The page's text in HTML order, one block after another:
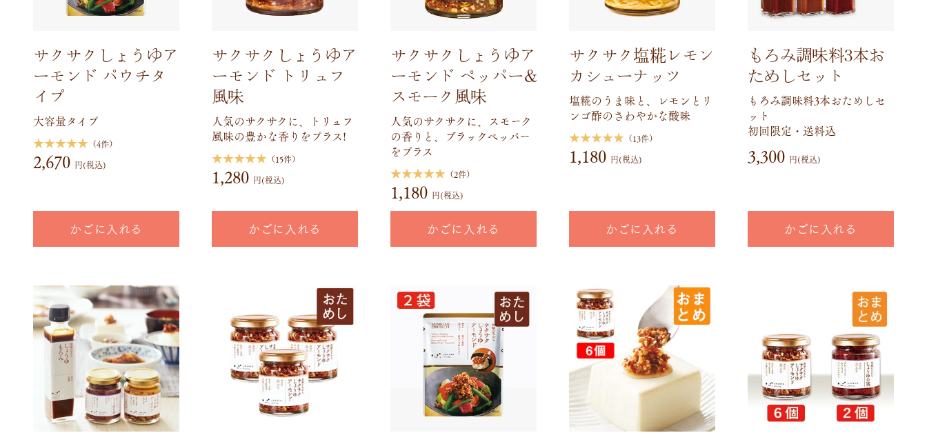
サクサクしょうゆア
ーモンド パウチタ
イプ
大容量タイプ
★★★★★ （4件）
2,670 円(税込)
かごに入れる
サクサクしょうゆア
ーモンド トリュフ
風味
人気のサクサクに、トリュフ
風味の豊かな香りをプラス!
★★★★★ （15件）
1,280 円(税込)
かごに入れる
サクサクしょうゆア
ーモンド ペッパー&
スモーク風味
人気のサクサクに、スモーク
の香りと、ブラックペッパー
をプラス
★★★★★ （2件）
1,180 円(税込)
かごに入れる
サクサク塩糀レモン
カシューナッツ
塩糀のうま味と、レモンとリ
ンゴ酢のさわやかな酸味
★★★★★ （13件）
1,180 円(税込)
かごに入れる
もろみ調味料3本お
ためしセット
もろみ調味料3本おためしセ
ット
初回限定・送料込
3,300 円(税込)
かごに入れる